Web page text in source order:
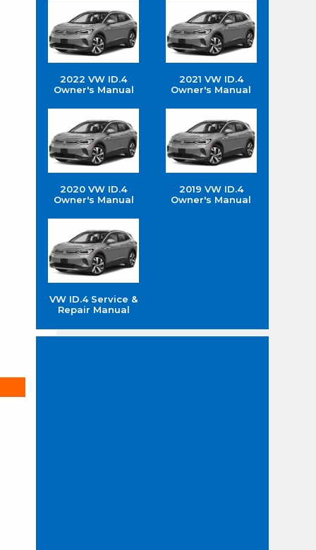
2022 VW ID.4
Owner's Manual
2021 VW ID.4
Owner's Manual
2020 VW ID.4
Owner's Manual
2019 VW ID.4
Owner's Manual
VW ID.4 Service &
Repair Manual